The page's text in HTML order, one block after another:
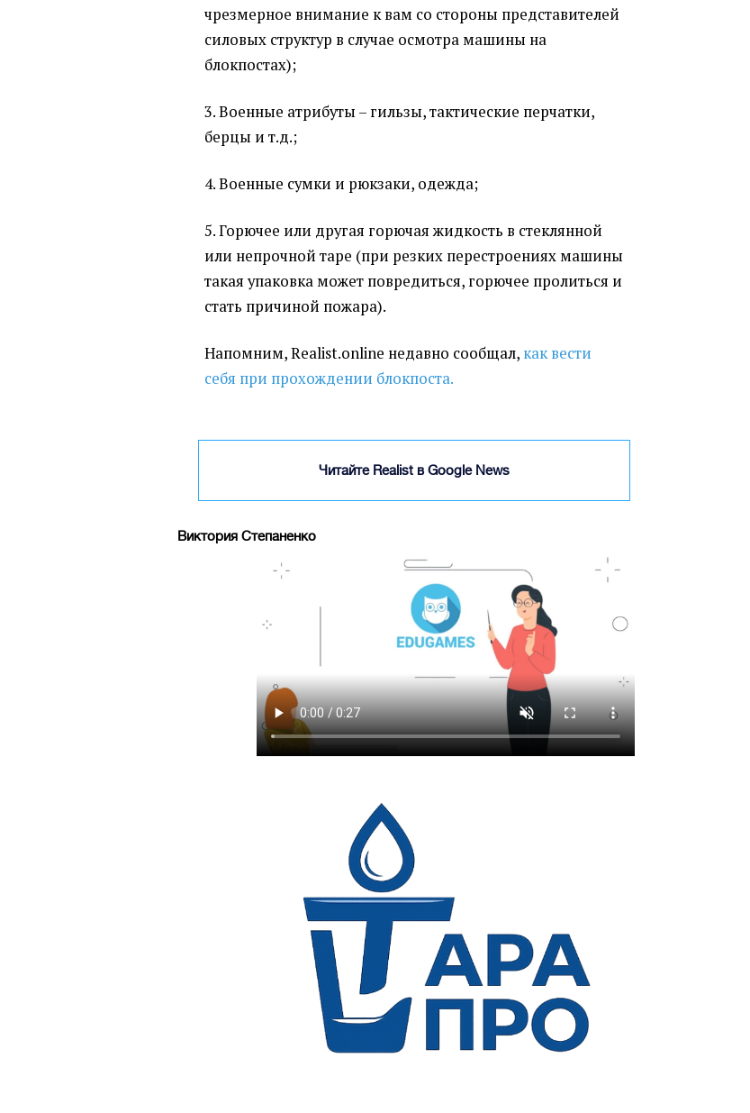
чрезмерное внимание к вам со стороны представителей
силовых структур в случае осмотра машины на
блокпостах);
3. Военные атрибуты – гильзы, тактические перчатки,
берцы и т.д.;
4. Военные сумки и рюкзаки, одежда;
5. Горючее или другая горючая жидкость в стеклянной
или непрочной таре (при резких перестроениях машины
такая упаковка может повредиться, горючее пролиться и
стать причиной пожара).
Напомним, Realist.online недавно сообщал, как вести
себя при прохождении блокпоста.
Читайте Realist в Google News
Виктория Степаненко